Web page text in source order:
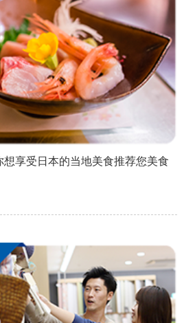
享受日本的当地美食推荐您美食